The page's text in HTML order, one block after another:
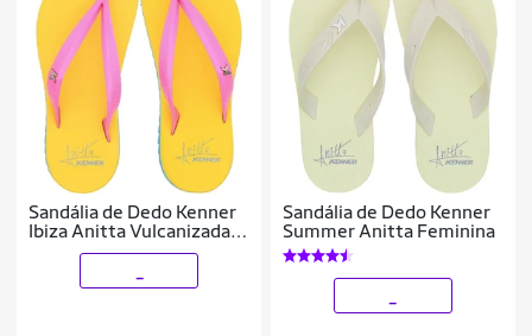
Sandália de Dedo Kenner
Ibiza Anitta Vulcanizada
Feminina
Sandália de Dedo Kenner
Summer Anitta Feminina